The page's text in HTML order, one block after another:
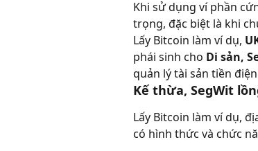
Khi sử dụng ví phần
trọng, đặc biệt là khi
Lấy Bitcoin làm ví dụ,
phái sinh cho Di sản,
quản lý tài sản tiền
Kế thừa, SegWit
Lấy Bitcoin làm ví dụ,
có hình thức và chức